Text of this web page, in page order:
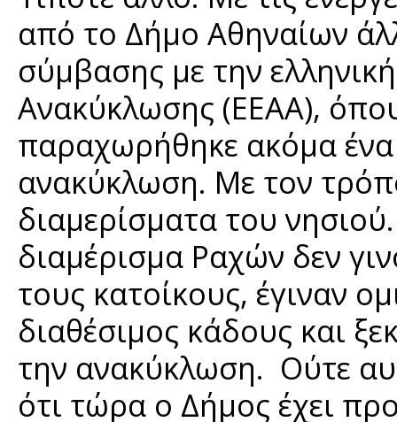
από το Δήμο Αθηναίων
σύμβασης με την
Ανακύκλωσης (ΕΕΑΑ),
παραχωρήθηκε ακόμα
ανακύκλωση. Με τον
διαμερίσματα του
διαμέρισμα Ραχών δεν
τους κατοίκους, έγιναν
διαθέσιμος κάδους και
την ανακύκλωση. Ούτε
ότι τώρα ο Δήμος έχει